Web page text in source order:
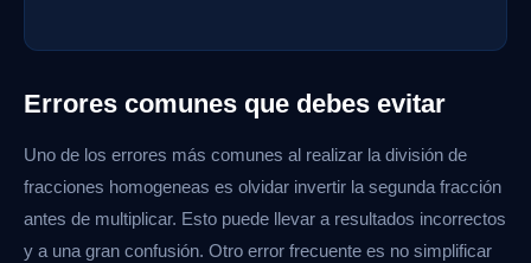
Errores comunes que debes evitar
Uno de los errores más comunes al realizar la división de
fracciones homogeneas es olvidar invertir la segunda fracción
antes de multiplicar. Esto puede llevar a resultados incorrectos
y a una gran confusión. Otro error frecuente es no simplificar